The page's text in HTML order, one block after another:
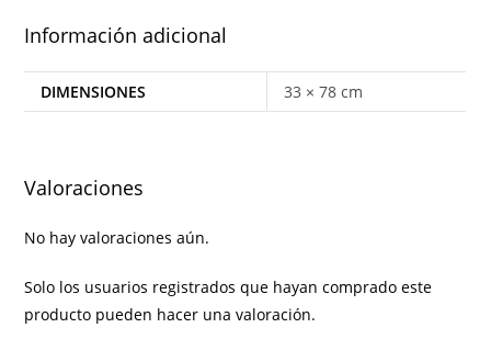
Información adicional
DIMENSIONES 33 × 78 cm
Valoraciones
No hay valoraciones aún.
Solo los usuarios registrados que hayan comprado este
producto pueden hacer una valoración.